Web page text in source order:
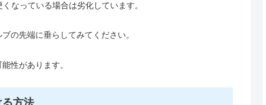
なっている場合は劣化しています。
の先端に垂らしてみてください。
性があります。
方法